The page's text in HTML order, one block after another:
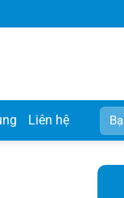
Liên hệ
Tìm
kiếm: